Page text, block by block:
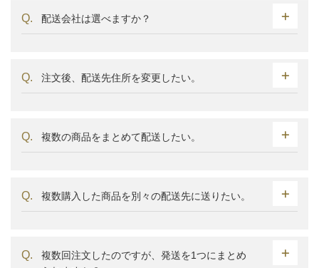
配送会社は選べますか？
注文後、配送先住所を変更したい。
複数の商品をまとめて配送したい。
複数購入した商品を別々の配送先に送りたい。
複数回注文したのですが、発送を1つにまとめ